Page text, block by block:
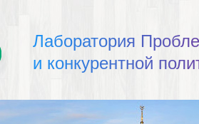
Лаборатория Пробле
и конкурентной поли